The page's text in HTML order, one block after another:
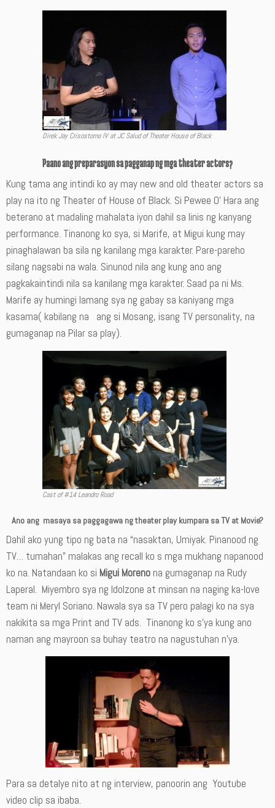
Direk Jay Crisostomo IV at JC Salud of Theater House of Black
Paano ang preparasyon sa pagganap ng mga theater actors?
Kung tama ang intindi ko ay may new and old theater actors sa
play na ito ng Theater of House of Black. Si Pewee O’ Hara ang
beterano at madaling mahalata iyon dahil sa linis ng kanyang
performance. Tinanong ko sya, si Marife, at Migui kung may
pinaghalawan ba sila ng kanilang mga karakter. Pare-pareho
silang nagsabi na wala. Sinunod nila ang kung ano ang
pagkakaintindi nila sa kanilang mga karakter. Saad pa ni Ms.
Marife ay humingi lamang sya ng gabay sa kaniyang mga
kasama( kabilang na ang si Mosang, isang TV personality, na
gumaganap na Pilar sa play).
Cast of #14 Leandro Road
Ano ang masaya sa paggagawa ng theater play kumpara sa TV at Movie?
Dahil ako yung tipo ng bata na “nasaktan, Umiyak. Pinanood ng
TV… tumahan” malakas ang recall ko s mga mukhang napanood
ko na. Natandaan ko si Migui Moreno na gumaganap na Rudy
Laperal. Miyembro sya ng Idolzone at minsan na naging ka-love
team ni Meryl Soriano. Nawala sya sa TV pero palagi ko na sya
nakikita sa mga Print and TV ads. Tinanong ko s’ya kung ano
naman ang mayroon sa buhay teatro na nagustuhan n’ya.
Para sa detalye nito at ng interview, panoorin ang Youtube
video clip sa ibaba.